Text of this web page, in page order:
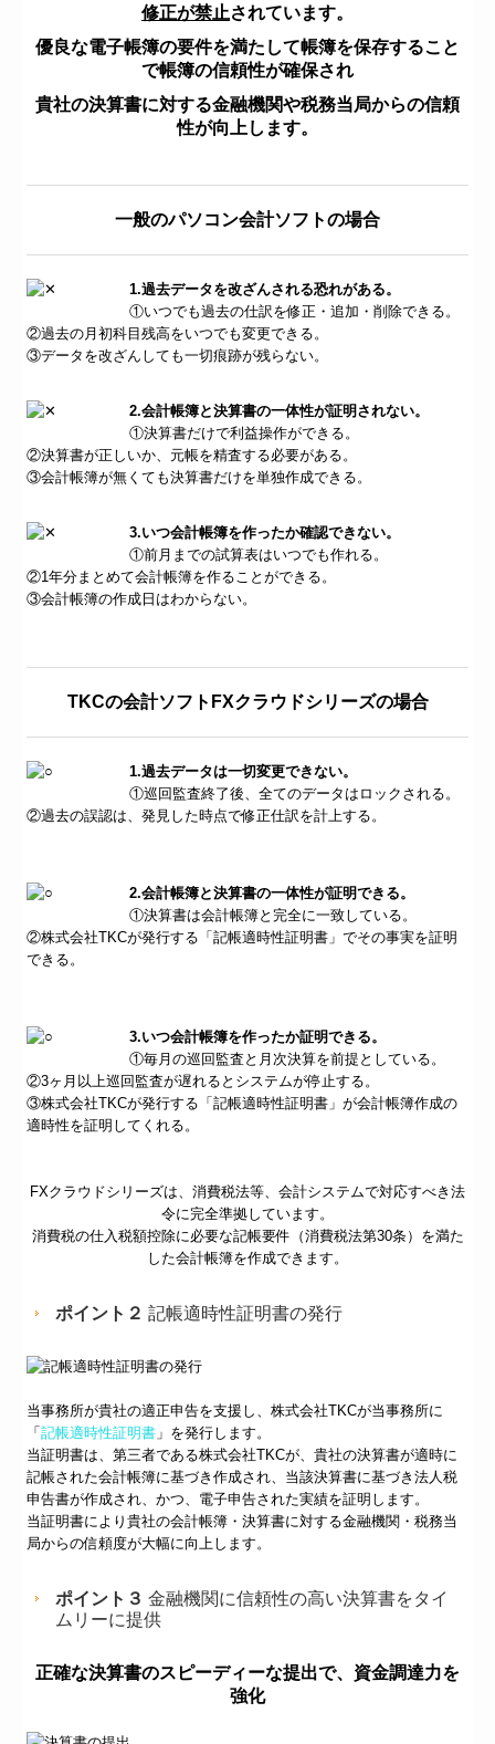
修正が禁止されています。
優良な電子帳簿の要件を満たして帳簿を保存すること
で帳簿の信頼性が確保され
貴社の決算書に対する金融機関や税務当局からの信頼
性が向上します。
一般のパソコン会計ソフトの場合
1.過去データを改ざんされる恐れがある。
①いつでも過去の仕訳を修正・追加・削除できる。
②過去の月初科目残高をいつでも変更できる。
③データを改ざんしても一切痕跡が残らない。
2.会計帳簿と決算書の一体性が証明されない。
①決算書だけで利益操作ができる。
②決算書が正しいか、元帳を精査する必要がある。
③会計帳簿が無くても決算書だけを単独作成できる。
3.いつ会計帳簿を作ったか確認できない。
①前月までの試算表はいつでも作れる。
②1年分まとめて会計帳簿を作ることができる。
③会計帳簿の作成日はわからない。
TKCの会計ソフトFXクラウドシリーズの場合
1.過去データは一切変更できない。
①巡回監査終了後、全てのデータはロックされる。
②過去の誤認は、発見した時点で修正仕訳を計上する。
2.会計帳簿と決算書の一体性が証明できる。
①決算書は会計帳簿と完全に一致している。
②株式会社TKCが発行する「記帳適時性証明書」でその事実を証明
できる。
3.いつ会計帳簿を作ったか証明できる。
①毎月の巡回監査と月次決算を前提としている。
②3ヶ月以上巡回監査が遅れるとシステムが停止する。
③株式会社TKCが発行する「記帳適時性証明書」が会計帳簿作成の
適時性を証明してくれる。
FXクラウドシリーズは、消費税法等、会計システムで対応すべき法
令に完全準拠しています。
消費税の仕入税額控除に必要な記帳要件（消費税法第30条）を満た
した会計帳簿を作成できます。
ポイント２記帳適時性証明書の発行
当事務所が貴社の適正申告を支援し、株式会社TKCが当事務所に
「記帳適時性証明書 」を発行します。
当証明書は、第三者である株式会社TKCが、貴社の決算書が適時に
記帳された会計帳簿に基づき作成され、当該決算書に基づき法人税
申告書が作成され、かつ、電子申告された実績を証明します。
当証明書により貴社の会計帳簿・決算書に対する金融機関・税務当
局からの信頼度が大幅に向上します。
ポイント３金融機関に信頼性の高い決算書をタイ
ムリーに提供
正確な決算書のスピーディーな提出で、資金調達力を
強化